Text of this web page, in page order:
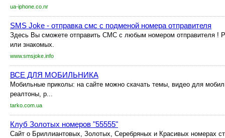
ua-iphone.co.nr
SMS Joke - отправка смс с подменой номера отправителя
Здесь Вы сможете отправить СМС с любым номером отправителя !
или знакомых.
www.smsjoke.info
ВСЕ ДЛЯ МОБИЛЬНИКА
Мобильные приколы: на сайте можно скачать темы, видео для
реалтоны, р...
tarko.com.ua
Клуб Золотых номеров "55555"
Сайт о Бриллиантовых, Золотых, Серебряных и Красивых номерах